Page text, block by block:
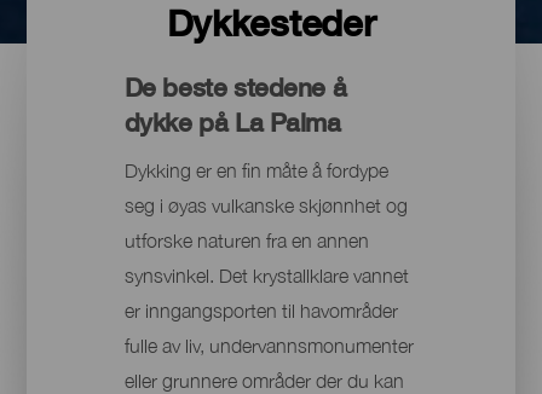
Dykkesteder
De beste stedene å
dykke på La Palma
Dykking er en fin måte å fordype
seg i øyas vulkanske skjønnhet og
utforske naturen fra en annen
synsvinkel. Det krystallklare vannet
er inngangsporten til havområder
fulle av liv, undervannsmonumenter
eller grunnere områder der du kan